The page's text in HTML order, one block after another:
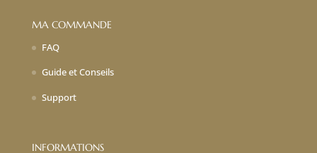
MA COMMANDE
FAQ
Guide et Conseils
Support
INFORMATIONS